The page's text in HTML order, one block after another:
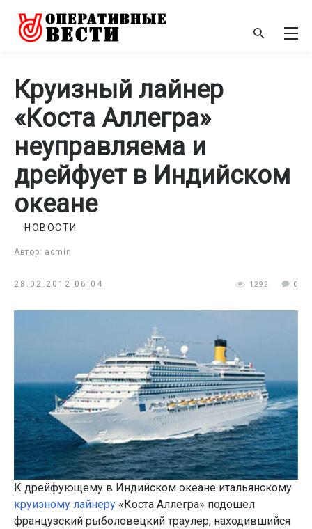
Круизный лайнер
«Коста Аллегра»
неуправляема и
дрейфует в Индийском
океане
Автор: admin
НОВОСТИ
28.02.2012 06:04 1292 0
К дрейфующему в Индийском океане итальянскому
круизному лайнеру «Коста Аллегра» подошел
французский рыболовецкий траулер, находившийся